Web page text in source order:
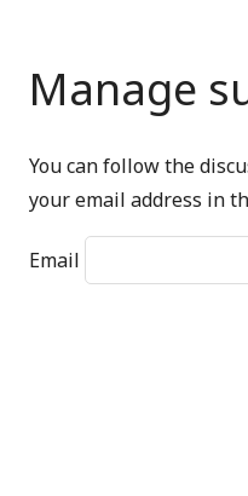
Manage
You can follow the
your email address in
Email